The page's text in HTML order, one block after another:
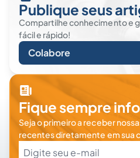
Publique seus
Compartilhe conhecimento e
fácil e rápido!
Colabore
Fique sempre
Seja o primeiro a receber
recentes diretamente em sua